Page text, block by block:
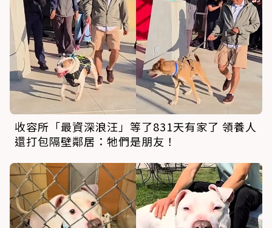
收容所「最資深浪汪」等了831天有家了 領養人
還打包隔壁鄰居：牠們是朋友！